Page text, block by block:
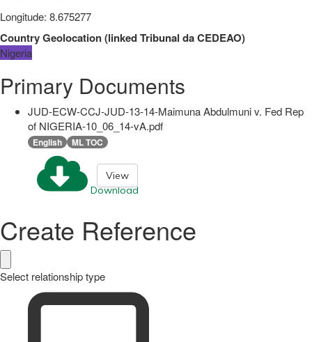
Longitude: 8.675277
Country Geolocation(linkedTribunal da CEDEAO)
Nigeria
Primary Documents
JUD-ECW-CCJ-JUD-13-14-Maimuna Abdulmuni v. Fed Rep
of NIGERIA-10_06_14-vA.pdf
English ML TOC
Download
View
Create Reference
Select relationship type